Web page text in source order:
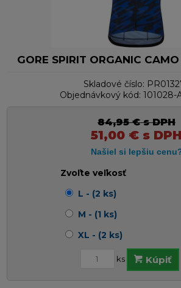
GORE SPIRIT ORGANIC CAMO
Skladové číslo:
Objednávkový kód: 101028-
84,95 €s DPH
51,00 € s DPH
Zvoľte veľkosť
L - (2 ks)
M - (1 ks)
XL - (2 ks)
ks Kúpiť